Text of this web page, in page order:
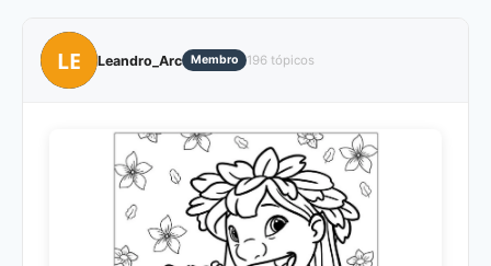
LE Leandro_Arc Membro 196 tópicos